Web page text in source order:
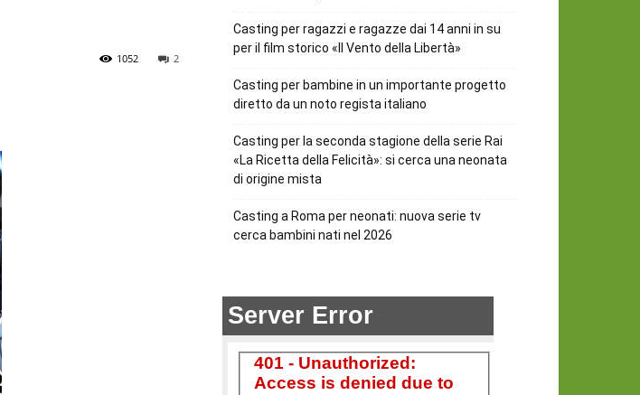
2
1052
Casting per ragazzi e ragazze dai 14 anni in su
per il film storico «Il Vento della Libertà»
Casting per bambine in un importante progetto
diretto da un noto regista italiano
Casting per la seconda stagione della serie Rai
«La Ricetta della Felicità»: si cerca una neonata
di origine mista
Casting a Roma per neonati: nuova serie tv
cerca bambini nati nel 2026